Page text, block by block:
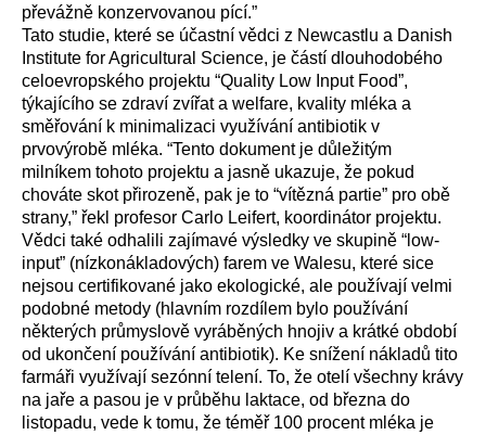
převážně konzervovanou pící.”
Tato studie, které se účastní vědci z Newcastlu a Danish
Institute for Agricultural Science, je částí dlouhodobého
celoevropského projektu “Quality Low Input Food”,
týkajícího se zdraví zvířat a welfare, kvality mléka a
směřování k minimalizaci využívání antibiotik v
prvovýrobě mléka. “Tento dokument je důležitým
milníkem tohoto projektu a jasně ukazuje, že pokud
chováte skot přirozeně, pak je to “vítězná partie” pro obě
strany,” řekl profesor Carlo Leifert, koordinátor projektu.
Vědci také odhalili zajímavé výsledky ve skupině “low-
input” (nízkonákladových) farem ve Walesu, které sice
nejsou certifikované jako ekologické, ale používají velmi
podobné metody (hlavním rozdílem bylo používání
některých průmyslově vyráběných hnojiv a krátké období
od ukončení používání antibiotik). Ke snížení nákladů tito
farmáři využívají sezónní telení. To, že otelí všechny krávy
na jaře a pasou je v průběhu laktace, od března do
listopadu, vede k tomu, že téměř 100 procent mléka je